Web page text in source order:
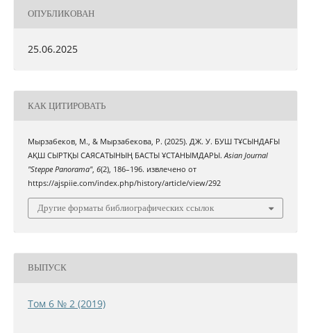
ОПУБЛИКОВАН
25.06.2025
КАК ЦИТИРОВАТЬ
Мырзабеков, М., & Мырзабекова, Р. (2025). ДЖ. У. БУШ ТҰСЫНДАҒЫ
АҚШ СЫРТҚЫ САЯСАТЫНЫҢ БАСТЫ ҰСТАНЫМДАРЫ.Asian Journal
"Steppe Panorama", 6(2), 186–196. извлечено от
https://ajspiie.com/index.php/history/article/view/292
Другие форматы библиографических ссылок
ВЫПУСК
Том 6 № 2 (2019)